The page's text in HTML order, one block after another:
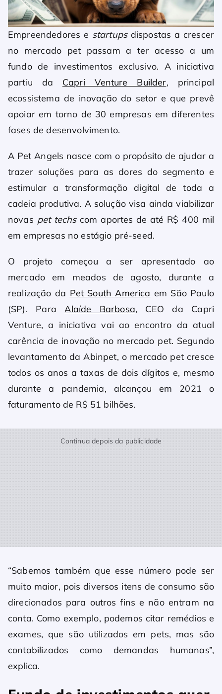
Empreendedores e startupsdispostas a crescer
no mercado pet passam a ter acesso a um
fundo de investimentos exclusivo. A iniciativa
partiu da Capri Venture Builder, principal
ecossistema de inovação do setor e que prevê
apoiar em torno de 30 empresas em diferentes
fases de desenvolvimento.
A Pet Angels nasce com o propósito de ajudar a
trazer soluções para as dores do segmento e
estimular a transformação digital de toda a
cadeia produtiva. A solução visa ainda viabilizar
novas pet techscom aportes de até R$ 400 mil
em empresas no estágio pré-seed.
O projeto começou a ser apresentado ao
mercado em meados de agosto, durante a
realização da Pet South America em São Paulo
(SP). ParaAlaíde Barbosa, CEO da Capri
Venture, a iniciativa vai ao encontro da atual
carência de inovação no mercado pet. Segundo
levantamento da Abinpet, o mercado pet cresce
todos os anos a taxas de dois dígitos e, mesmo
durante a pandemia, alcançou em 2021 o
faturamento de R$ 51 bilhões.
Continua depois da publicidade
“Sabemos também que esse número pode ser
muito maior, pois diversos itens de consumo são
direcionados para outros fins e não entram na
conta. Como exemplo, podemos citar remédios e
exames, que são utilizados em pets, mas são
contabilizados como demandas humanas”,
explica.